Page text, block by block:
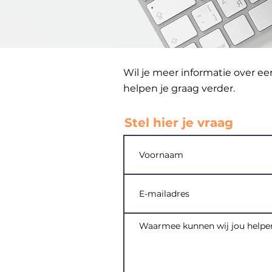
Wil je meer informatie over
helpen je graag verder.
Stel hier je vraag